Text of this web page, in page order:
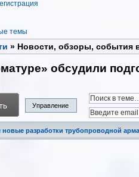
темы
» Новости, обзоры, события
обсудили
Управление
разработки трубопроводной